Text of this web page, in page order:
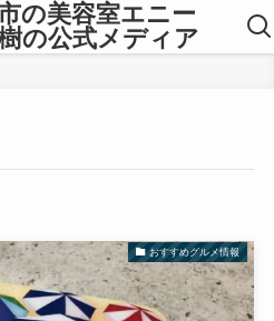
の美容室エニー
の公式メディア
おすすめグルメ情報